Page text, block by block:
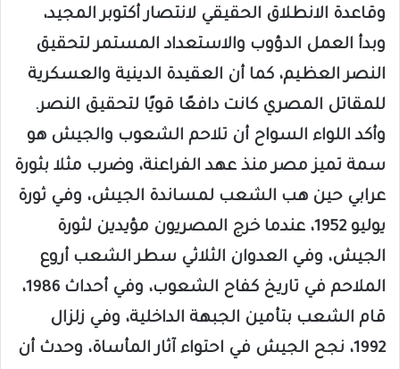
وقاعدة الانطلاق الحقيقي لانتصار أكتوبر المجيد،
وبدأ العمل الدؤوب والاستعداد المستمر لتحقيق
النصر العظيم، كما أن العقيدة الدينية والعسكرية
للمقاتل المصري كانت دافعًا قويًا لتحقيق النصر.
وأكد اللواء السواح أن تلاحم الشعوب والجيش هو
سمة تميز مصر منذ عهد الفراعنة، وضرب مثلا بثورة
عرابي حين هب الشعب لمساندة الجيش، وفي ثورة
يوليو 1952، عندما خرج المصريون مؤيدين لثورة
الجيش، وفي العدوان الثلاثي سطر الشعب أروع
الملاحم في تاريخ كفاح الشعوب، وفي أحداث 1986،
قام الشعب بتأمين الجبهة الداخلية، وفي زلزال
1992، نجح الجيش في احتواء آثار المأساة، وحدث أن